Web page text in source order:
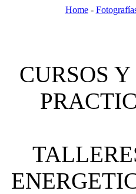
Home-
CURSOS